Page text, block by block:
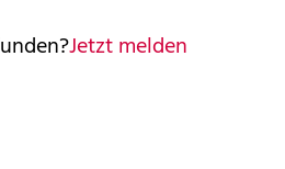
Jetzt melden